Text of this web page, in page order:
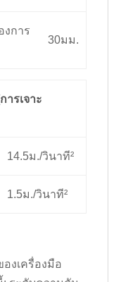
งการ
30มม.
ารเจาะ
14.5ม./วินาที²
1.5ม./วินาที²
งเครื่องมือ